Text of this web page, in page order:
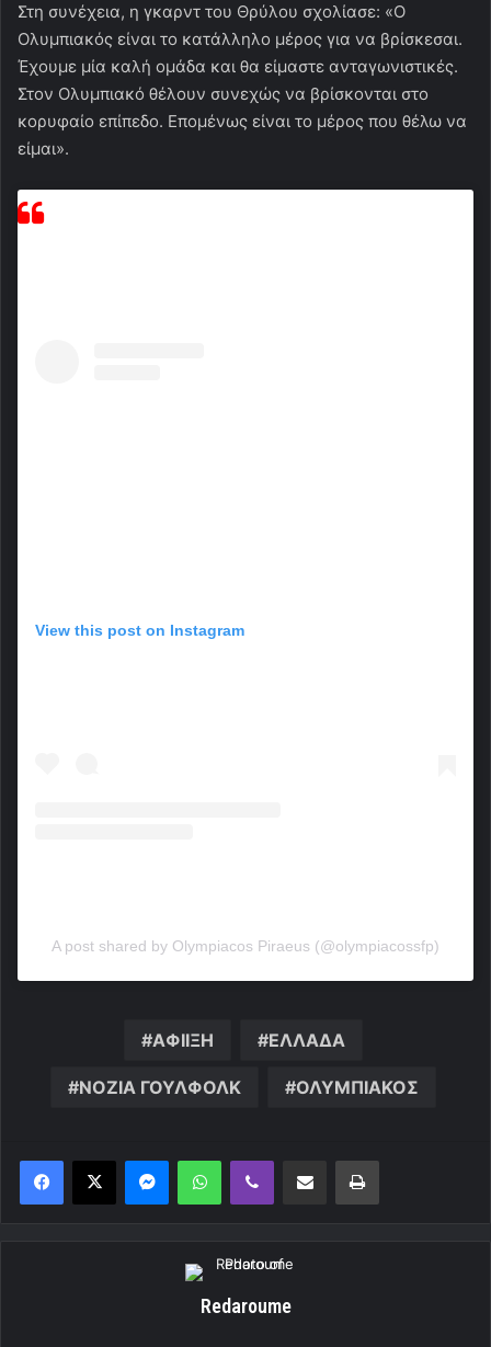
Στη συνέχεια, η γκαρντ του Θρύλου σχολίασε: «Ο
Ολυμπιακός είναι το κατάλληλο μέρος για να βρίσκεσαι.
Έχουμε μία καλή ομάδα και θα είμαστε ανταγωνιστικές.
Στον Ολυμπιακό θέλουν συνεχώς να βρίσκονται στο
κορυφαίο επίπεδο. Επομένως είναι το μέρος που θέλω να
είμαι».
View this post on Instagram
A post shared by Olympiacos Piraeus (@olympiacossfp)
ΑΦΙΙΞΗ ΕΛΛΑΔΑ
ΝΟΖΙΑ ΓΟΥΛΦΟΛΚ ΟΛΥΜΠΙΑΚΟΣ
MessengerWhatsAppViber Κοινοποίηση μέσω ηλεκτρονικού ταχυδρομείουΕκτύπωση
Redaroume